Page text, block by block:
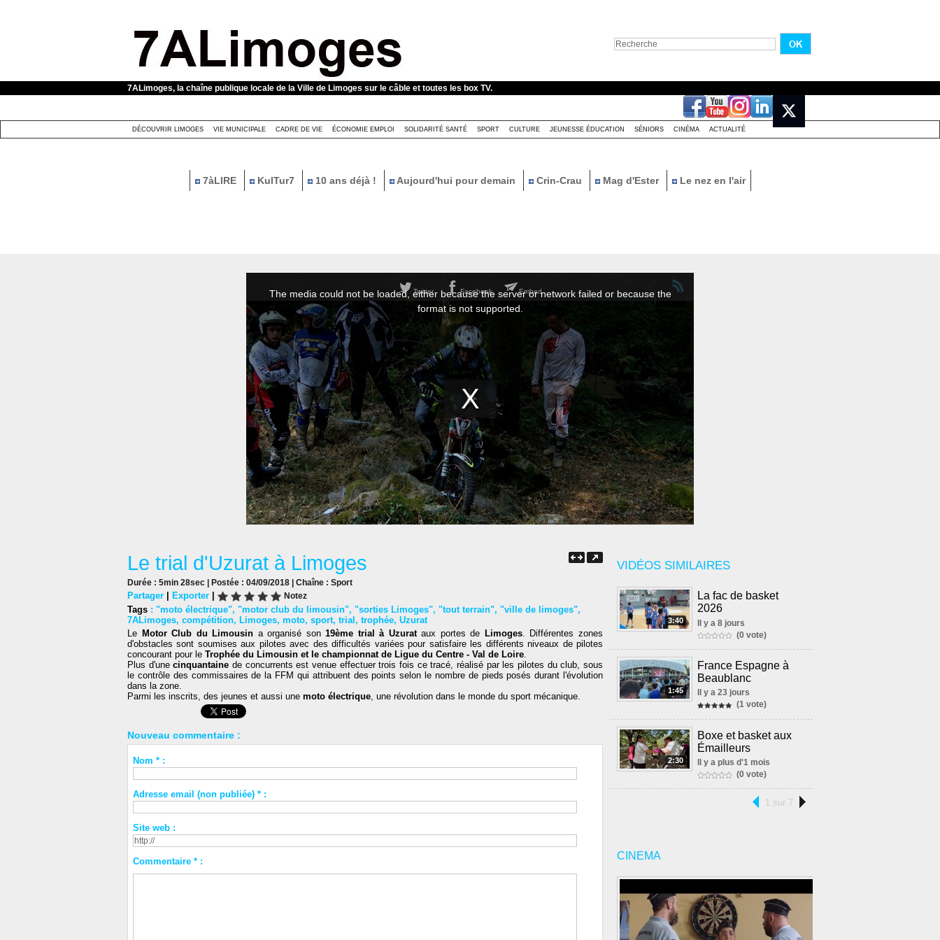
7ALimoges, la chaîne publique locale de la Ville de Limoges sur le câble et toutes les box TV.
DÉCOUVRIR LIMOGES VIE MUNICIPALE CADRE DE VIE ÉCONOMIE EMPLOI SOLIDARITÉ SANTÉ SPORT CULTURE JEUNESSE ÉDUCATION SÉNIORS CINÉMA ACTUALITÉ
7àLIRE KulTur7 10 ans déjà ! Aujourd'hui pour demain Crin-Crau Mag d'Ester Le nez en l'air
VIDÉOS SIMILAIRES
3:40
La fac de basket
2026
Il y a 8 jours
(0 vote)
1:45
France Espagne à
Beaublanc
Il y a 23 jours
(1 vote)
2:30
Boxe et basket aux
Émailleurs
Il y a plus d'1 mois
(0 vote)
1 sur 7
CINEMA
Le trial d'Uzurat à Limoges
Durée : 5min 28sec | Postée : 04/09/2018 | Chaîne : Sport
Partager | Exporter | Notez
Tags : "moto électrique", "motor club du limousin", "sorties Limoges", "tout terrain", "ville de limoges",
7ALimoges, compétition, Limoges, moto, sport, trial , trophée, Uzurat
Le Motor Club du Limousin a organisé son19ème trial à Uzurataux portes de Limoges. Différentes zones
d'obstacles sont soumises aux pilotes avec des difficultés variées pour satisfaire les différents niveaux de pilotes
concourant pour le Trophée du Limousin et le championnat de Ligue du Centre - Val de Loire.
Plus d'unecinquantaine de concurrents est venue effectuer trois fois ce tracé, réalisé par les pilotes du club, sous
le contrôle des commissaires de la FFM qui attribuent des points selon le nombre de pieds posés durant l'évolution
dans la zone.
Parmi les inscrits, des jeunes et aussi une moto électrique, une révolution dans le monde du sport mécanique.
Nouveau commentaire :
Nom * :
Adresse email (non publiée) * :
Site web :
Commentaire * :